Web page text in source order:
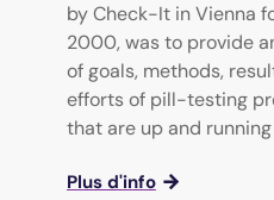
by Check-It in Vienna
2000, was to provide
of goals, methods,
efforts of pill-testing
that are up and running
Plus d'info